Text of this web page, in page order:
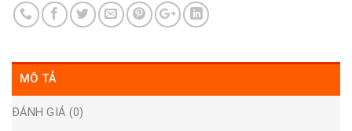
MÔ TẢ
ĐÁNH GIÁ (0)